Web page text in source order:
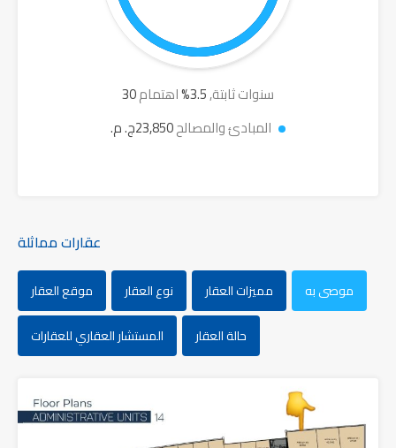
30 سنوات ثابتة,3.5
%اهتمام
المبادئ والمصالح23,850ج. م.
عقارات مماثلة
موصى به مميزات العقار نوع العقار
موقع العقار
حالة العقار
المستشار العقاري للعقارات